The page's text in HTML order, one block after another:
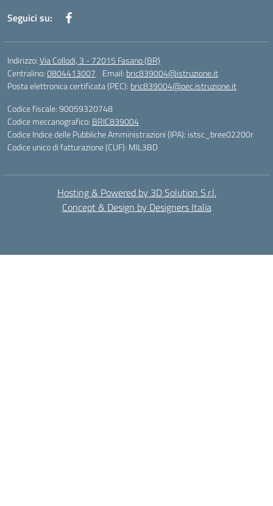
Seguici su:
Indirizzo:Via Collodi, 3 - 72015 Fasano (BR)
Centralino:0804413007 Email: bric839004@istruzione.it
Posta elettronica certificata (PEC): bric839004@pec.istruzione.it
Codice fiscale: 90059320748
Codice meccanografico: BRIC839004
Codice Indice delle Pubbliche Amministrazioni (IPA): istsc_bree02200r
Codice unico di fatturazione (CUF): MIL3BD
Hosting & Powered by 3D Solution S.r.l.
Concept & Design by Designers Italia